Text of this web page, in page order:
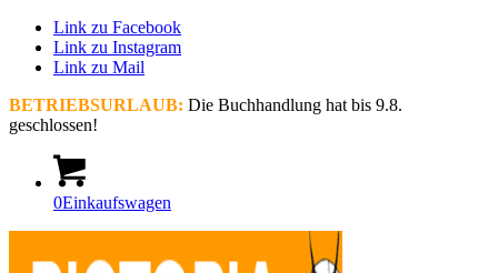
Link zu Facebook
Link zu Instagram
Link zu Mail
BETRIEBSURLAUB: Die Buchhandlung hat bis 9.8.
geschlossen!
0Einkaufswagen